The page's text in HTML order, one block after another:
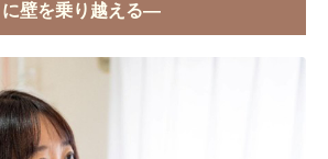
に壁を乗り越える―